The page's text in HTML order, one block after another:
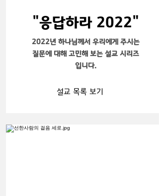
​"응답하라 2022"
2022년 하나님께서 우리에게 주시는
질문에 대해 고민해 보는 설교 시리즈
입니다.
설교 목록 보기